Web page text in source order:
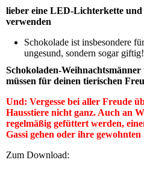
lieber eine LED-Lichterkette
verwenden
Schokolade ist insbesondere
ungesund, sondern sogar giftig!
Schokoladen-
müssen für deinen tierischen
Und: Vergesse bei aller Freude
Hausstiere nicht ganz. Auch an
regelmäßig gefüttert werden,
Gassi gehen oder ihre
Zum Download: